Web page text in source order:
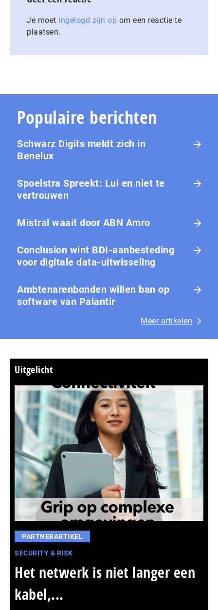
Je moet ingelogd zijn op om een reactie te
plaatsen.
Populaire berichten
Schwarz Digits meldt zich in
Benelux
Spoelstra Spreekt: Lui en niet te
vertrouwen
Mistral waait door ABN Amro
Conclusion wint BDI-aanbesteding
voor digitale data-uitwisseling
Ambtenarenbonden willen ban op
software van Palantir
Meer artikelen
Uitgelicht
PARTNERARTIKEL
SECURITY & RISK
Het netwerk is niet langer een
kabel,...